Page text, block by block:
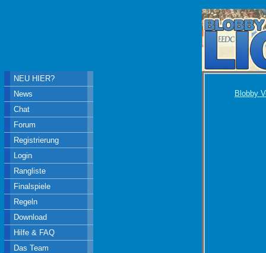
Blobby
NEU HIER?
News
Chat
Forum
Registrierung
Login
Rangliste
Finalspiele
Regeln
Download
Hilfe & FAQ
Das Team